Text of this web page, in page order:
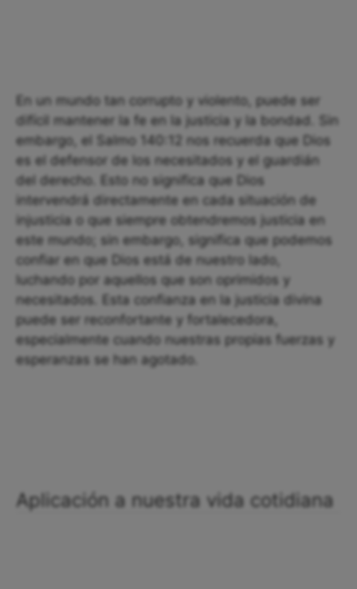
En un mundo tan corrupto y violento, puede ser
difícil mantener la fe en la justicia y la bondad. Sin
embargo, el Salmo 140:12 nos recuerda que Dios
es el defensor de los necesitados y el guardián
del derecho. Esto no significa que Dios
intervendrá directamente en cada situación de
injusticia o que siempre obtendremos justicia en
este mundo; sin embargo, significa que podemos
confiar en que Dios está de nuestro lado,
luchando por aquellos que son oprimidos y
necesitados. Esta confianza en la justicia divina
puede ser reconfortante y fortalecedora,
especialmente cuando nuestras propias fuerzas y
esperanzas se han agotado.
Aplicación a nuestra vida cotidiana